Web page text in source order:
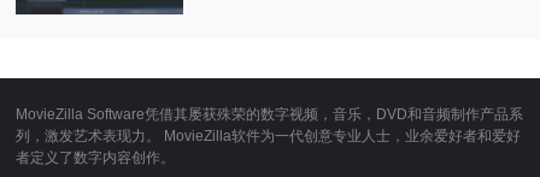
MovieZilla Software凭借其屡获殊荣的数字视频，音乐，DVD和音频制作产品系
列，激发艺术表现力。 MovieZilla软件为一代创意专业人士，业余爱好者和爱好
者定义了数字内容创作。